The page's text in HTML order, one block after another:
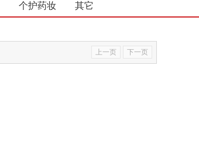
个护药妆 其它
上一页 下一页